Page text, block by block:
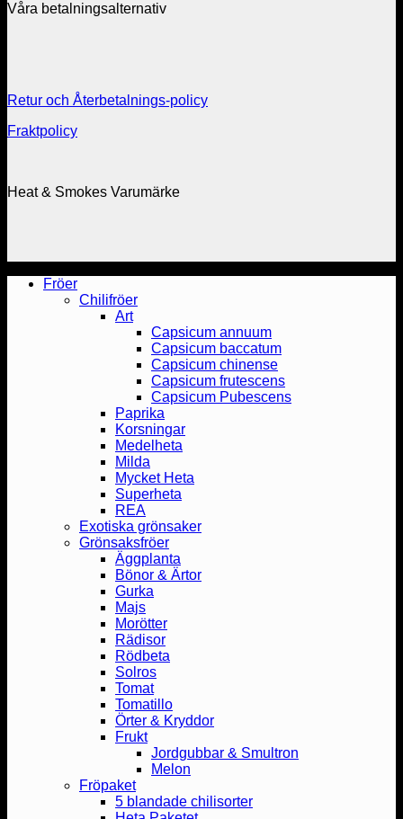
Våra betalningsalternativ
Retur och Återbetalnings-policy
Fraktpolicy
Heat & Smokes Varumärke
Fröer
Chilifröer
Art
Capsicum annuum
Capsicum baccatum
Capsicum chinense
Capsicum frutescens
Capsicum Pubescens
Paprika
Korsningar
Medelheta
Milda
Mycket Heta
Superheta
REA
Exotiska grönsaker
Grönsaksfröer
Äggplanta
Bönor & Ärtor
Gurka
Majs
Morötter
Rädisor
Rödbeta
Solros
Tomat
Tomatillo
Örter & Kryddor
Frukt
Jordgubbar & Smultron
Melon
Fröpaket
5 blandade chilisorter